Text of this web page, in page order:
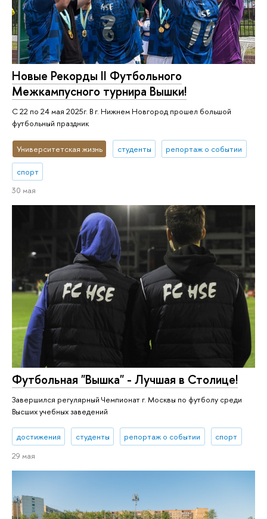
Новые Рекорды II Футбольного
Межкампусного турнира Вышки!
С 22 по 24 мая 2025г. В г. Нижнем Новгород прошел большой
футбольный праздник
Университетская жизнь студенты репортаж о событии
спорт
30 мая
Футбольная "Вышка" - Лучшая в Столице!
Завершился регулярный Чемпионат г. Москвы по футболу среди
Высших учебных заведений
достижения студенты репортаж о событии
спорт
29 мая